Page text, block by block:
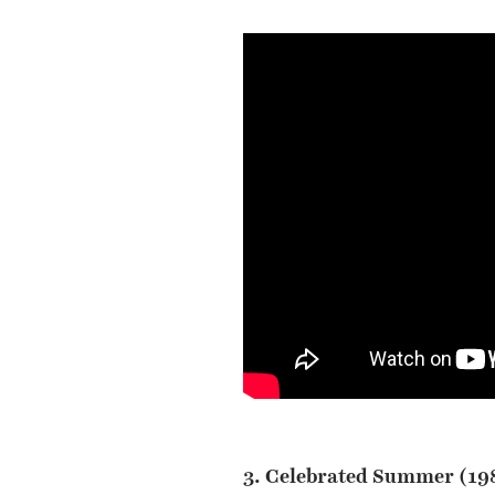
3. Celebrated Summer